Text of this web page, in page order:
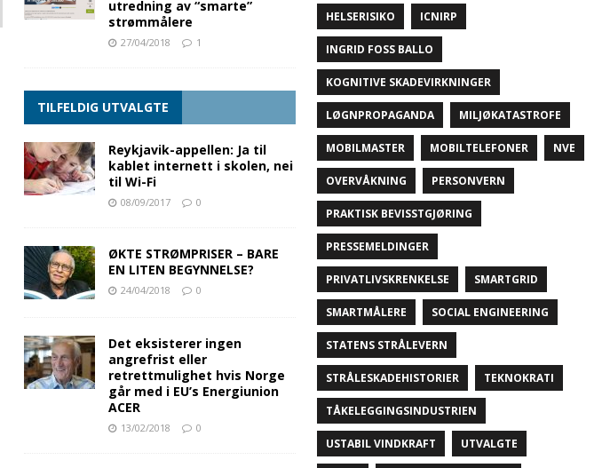
utredning av “smarte”
strømmålere
27/04/2018 1
TILFELDIG UTVALGTE
Reykjavik-appellen: Ja til
kablet internett i skolen, nei
til Wi-Fi
08/09/2017 0
ØKTE STRØMPRISER – BARE
EN LITEN BEGYNNELSE?
24/04/2018 0
Det eksisterer ingen
angrefrist eller
retrettmulighet hvis Norge
går med i EU’s Energiunion
ACER
13/02/2018 0
HELSERISIKO ICNIRP
INGRID FOSS BALLO
KOGNITIVE SKADEVIRKNINGER
LØGNPROPAGANDA MILJØKATASTROFE
MOBILMASTER MOBILTELEFONER NVE
OVERVÅKNING PERSONVERN
PRAKTISK BEVISSTGJØRING
PRESSEMELDINGER
PRIVATLIVSKRENKELSE SMARTGRID
SMARTMÅLERE SOCIAL ENGINEERING
STATENS STRÅLEVERN
STRÅLESKADEHISTORIER TEKNOKRATI
TÅKELEGGINGSINDUSTRIEN
USTABIL VINDKRAFT UTVALGTE